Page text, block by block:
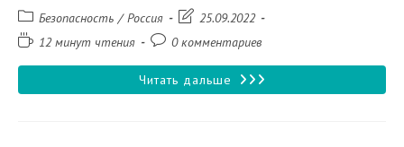
Рубрика
записи:
Безопасность / Россия
Запись
изменена:
25.09.2022
Время12 минут чтения
Комментарии
записи:
0 комментариев
Читать дальше Безопасно